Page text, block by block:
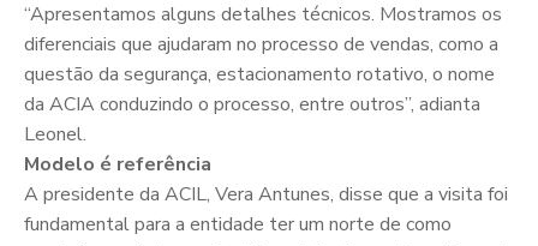
“Apresentamos alguns detalhes técnicos. Mostramos os
diferenciais que ajudaram no processo de vendas, como a
questão da segurança, estacionamento rotativo, o nome
da ACIA conduzindo o processo, entre outros”, adianta
Leonel.
Modelo é referência
A presidente da ACIL, Vera Antunes, disse que a visita foi
fundamental para a entidade ter um norte de como